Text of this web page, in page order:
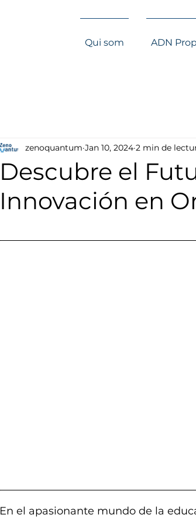
Qui som ADN
Descubre el
Innovación en
zenoquantum Jan 10, 2024 2 min de
En el apasionante mundo de la